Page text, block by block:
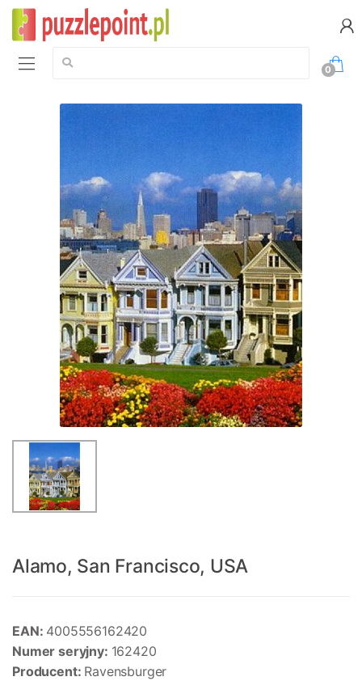
Szukaj:
0
Alamo, San Francisco, USA
EAN: 4005556162420
Numer seryjny: 162420
Producent: Ravensburger